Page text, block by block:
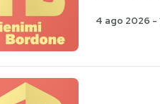
4 ago 2026 -